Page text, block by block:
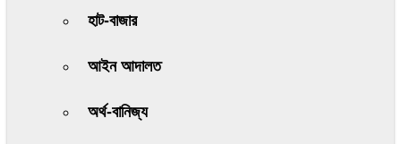
হাট-বাজার
আইন আদালত
অর্থ-বানিজ্য